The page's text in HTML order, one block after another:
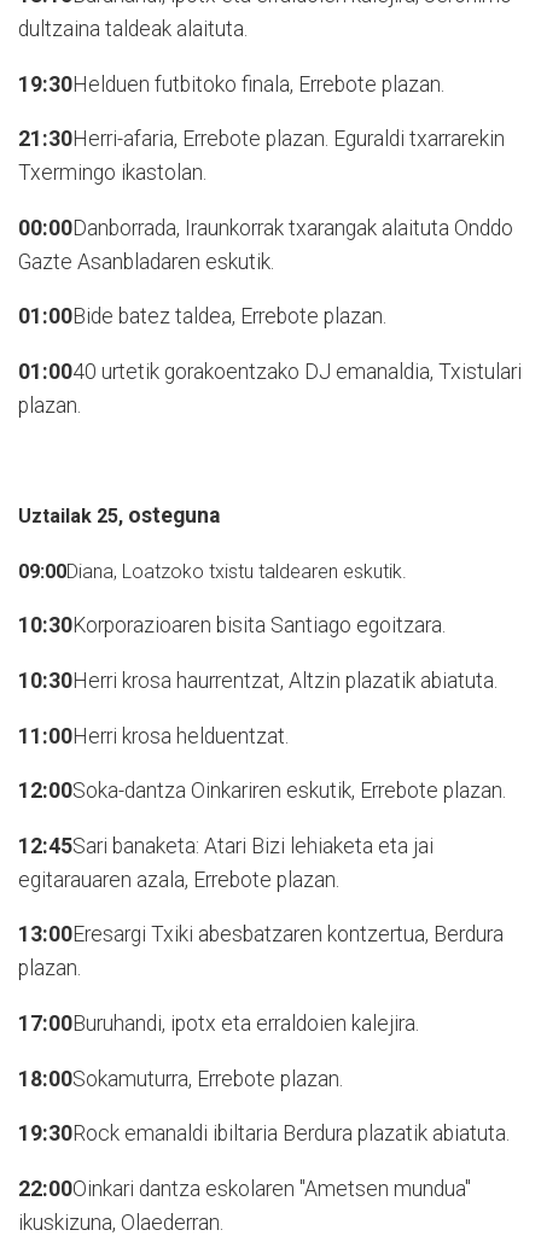
dultzaina taldeak alaituta.
19:30Helduen futbitoko finala, Errebote plazan.
21:30Herri-afaria, Errebote plazan. Eguraldi txarrarekin
Txermingo ikastolan.
00:00Danborrada, Iraunkorrak txarangak alaituta Onddo
Gazte Asanbladaren eskutik.
01:00Bide batez taldea, Errebote plazan.
01:0040 urtetik gorakoentzako DJ emanaldia, Txistulari
plazan.
Uztailak 25, osteguna
09:00Diana, Loatzoko txistu taldearen eskutik.
10:30Korporazioaren bisita Santiago egoitzara.
10:30Herri krosa haurrentzat, Altzin plazatik abiatuta.
11:00Herri krosa helduentzat.
12:00Soka-dantza Oinkariren eskutik, Errebote plazan.
12:45Sari banaketa: Atari Bizi lehiaketa eta jai
egitarauaren azala, Errebote plazan.
13:00Eresargi Txiki abesbatzaren kontzertua, Berdura
plazan.
17:00Buruhandi, ipotx eta erraldoien kalejira.
18:00Sokamuturra, Errebote plazan.
19:30Rock emanaldi ibiltaria Berdura plazatik abiatuta.
22:00Oinkari dantza eskolaren "Ametsen mundua"
ikuskizuna, Olaederran.